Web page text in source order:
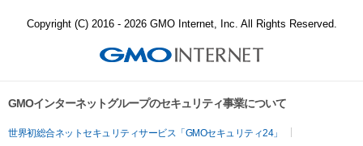
Copyright (C) 2016 - 2026 GMO Internet, Inc. All Rights Reserved.
GMOインターネットグループのセキュリティ事業について
世界初総合ネットセキュリティサービス「GMOセキュリティ24」